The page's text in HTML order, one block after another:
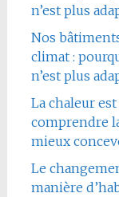
n’est plus
Nos
climat :
n’est plus
La chaleur
comprendre
mieux
Le
manière